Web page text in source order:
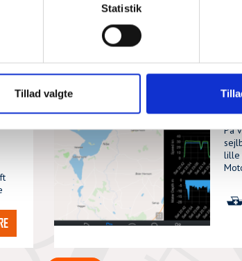
Statistik
Tillad valgte
På
lille